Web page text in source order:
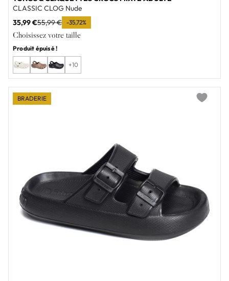
CLASSIC CLOG Nude
35,99 €55,99 € -35,72%
Choisissez votre taille
Produit épuisé !
+10
BRADERIE